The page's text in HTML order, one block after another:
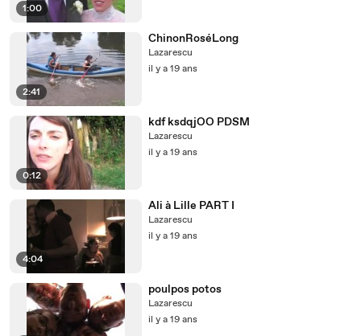
1:00
2:41
ChinonRoséLong
Lazarescu
il y a 19 ans
0:12
kdf ksdqjOO PDSM
Lazarescu
il y a 19 ans
4:04
Ali à Lille PART I
Lazarescu
il y a 19 ans
poulpos potos
Lazarescu
il y a 19 ans